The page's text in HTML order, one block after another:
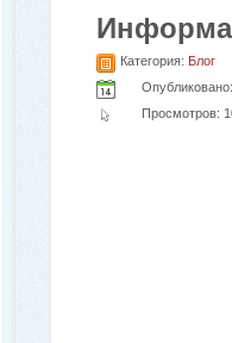
Категория: Блог
Просмотров: